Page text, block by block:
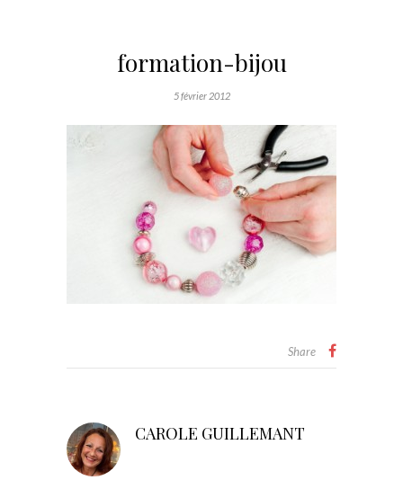
formation-bijou
5 février 2012
Share
CAROLE GUILLEMANT